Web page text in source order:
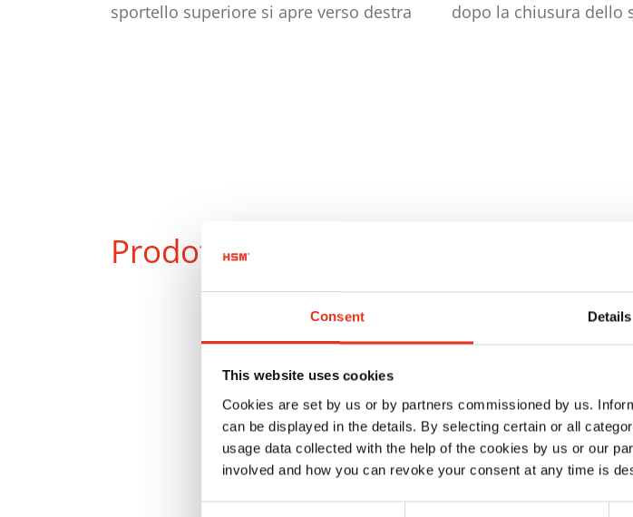
Consent Details
This website uses cookies
Cookies are set by us or by partners commissioned by us.
can be displayed in the details. By selecting certain or all
usage data collected with the help of the cookies by us or our
involved and how you can revoke your consent at any time is
sportello superiore si apre verso destra
dopo la chiusura dello
Prodottia confronto
HSM V-Press 830
plus